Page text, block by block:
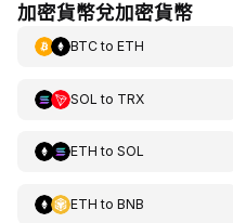
加密貨幣兌加密貨幣
BTCto ETH
SOL to TRX
ETH to SOL
ETH to BNB